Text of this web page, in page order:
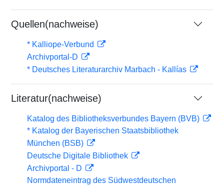
Quellen(nachweise)
* Kalliope-Verbund
Archivportal-D
* Deutsches Literaturarchiv Marbach - Kallías
Literatur(nachweise)
Katalog des Bibliotheksverbundes Bayern (BVB)
* Katalog der Bayerischen Staatsbibliothek
München (BSB)
Deutsche Digitale Bibliothek
Archivportal - D
Normdateneintrag des Südwestdeutschen